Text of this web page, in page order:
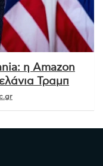
η Amazon
Τραμπ